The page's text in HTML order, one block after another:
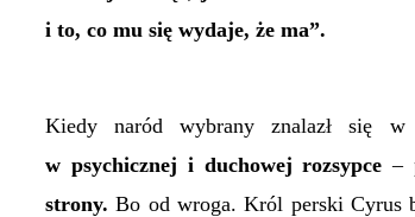
i to, co mu się wydaje, że ma”.
Kiedy naród wybrany znalazł się w
w psychicznej i duchowej rozsypce –
strony.Bo od wroga. Król perski Cyrus